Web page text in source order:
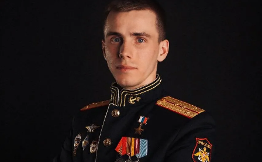
Все материалы 7инфо
ПОИСК ПО САЙТУ